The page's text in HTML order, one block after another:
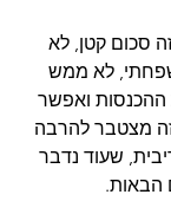
זה סכום קטן, לא
לא ממש
ההכנסות ואפשר
מצטבר להרבה
שעוד נדבר
הבאות.